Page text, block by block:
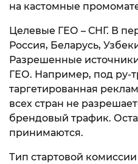
на кастомные
Целевые ГЕО – СНГ. В
Россия, Беларусь,
Разрешенные
ГЕО. Например, под ру-
таргетированная
всех стран не
брендовый трафик.
принимаются.
Тип стартовой